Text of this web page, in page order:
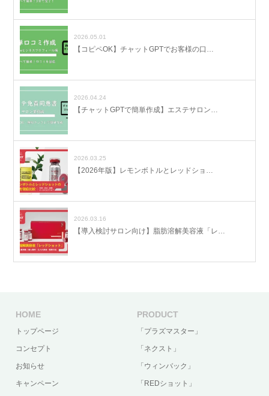
2026.05.01
【コピペOK】チャットGPTでお客様の口…
2026.04.24
【チャットGPTで簡単作成】エステサロン…
2026.03.25
【2026年版】レモンボトルとレッドショ…
2026.03.16
【導入検討サロン向け】脂肪溶解美容液「レ…
HOME
トップページ
コンセプト
お知らせ
キャンペーン
PRODUCT
「プラズマスター」
「ネクスト」
「ウィンバック」
「REDショット」